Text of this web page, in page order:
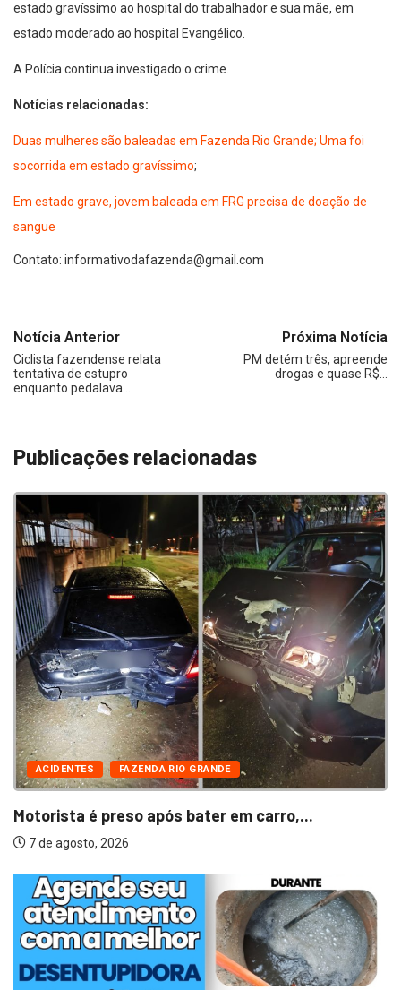
estado gravíssimo ao hospital do trabalhador e sua mãe, em
estado moderado ao hospital Evangélico.
A Polícia continua investigado o crime.
Notícias relacionadas:
Duas mulheres são baleadas em Fazenda Rio Grande; Uma foi
socorrida em estado gravíssimo;
Em estado grave, jovem baleada em FRG precisa de doação de
sangue
Contato: informativodafazenda@gmail.com
Notícia Anterior
Ciclista fazendense relata
tentativa de estupro
enquanto pedalava…
Próxima Notícia
PM detém três, apreende
drogas e quase R$…
Publicações relacionadas
ACIDENTES FAZENDA RIO GRANDE
Motorista é preso após bater em carro,...
7 de agosto, 2026